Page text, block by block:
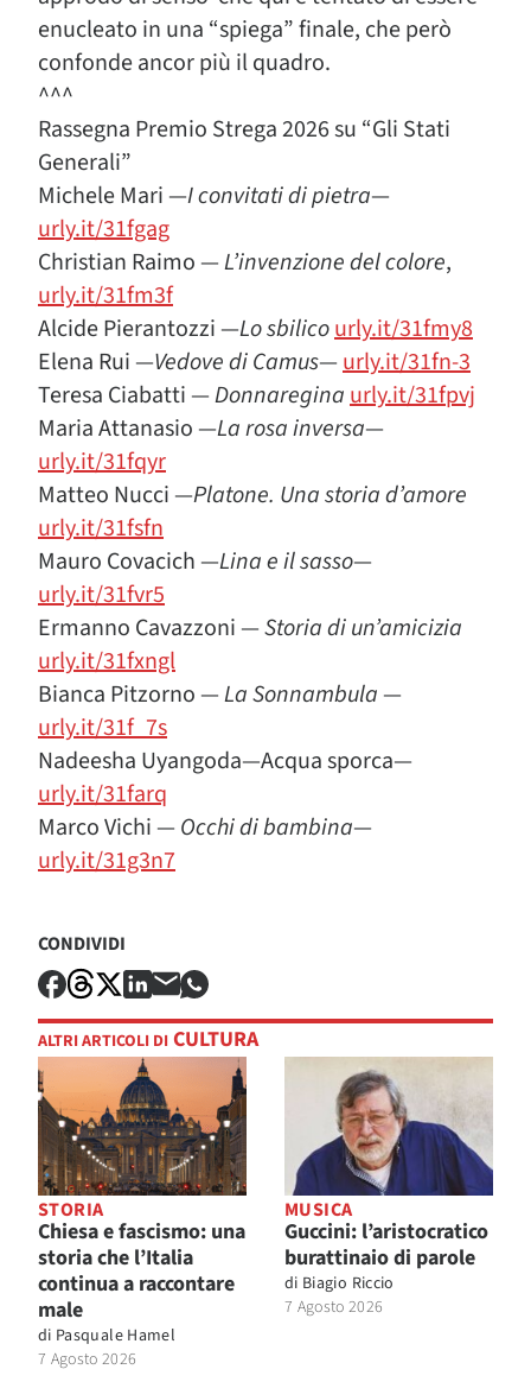
enucleato in una “spiega” finale, che però
confonde ancor più il quadro.
^^^
Rassegna Premio Strega 2026 su “Gli Stati
Generali”
Michele Mari —Iconvitatidipietra—
urly.it/31fgag
Christian Raimo —L’invenzione del colore,
urly.it/31fm3f
Alcide Pierantozzi —Lo sbilicourly.it/31fmy8
Elena Rui —Vedove di Camus—urly.it/31fn-3
Teresa Ciabatti —Donnareginaurly.it/31fpvj
Maria Attanasio —La rosa inversa—
urly.it/31fqyr
Matteo Nucci —Platone. Una storia d’amore
urly.it/31fsfn
Mauro Covacich —Lina e il sasso—
urly.it/31fvr5
Ermanno Cavazzoni —Storia di un’amicizia
urly.it/31fxngl
Bianca Pitzorno —La Sonnambula —
urly.it/31f_7s
Nadeesha Uyangoda—Acqua sporca—
urly.it/31farq
Marco Vichi — Occhi di bambina—
urly.it/31g3n7
CONDIVIDI
ALTRI ARTICOLI DI CULTURA
STORIA
Chiesa e fascismo: una
storia che l’Italia
continua a raccontare
male
di Pasquale Hamel
7 Agosto 2026
MUSICA
Guccini: l’aristocratico
burattinaio di parole
di Biagio Riccio
7 Agosto 2026